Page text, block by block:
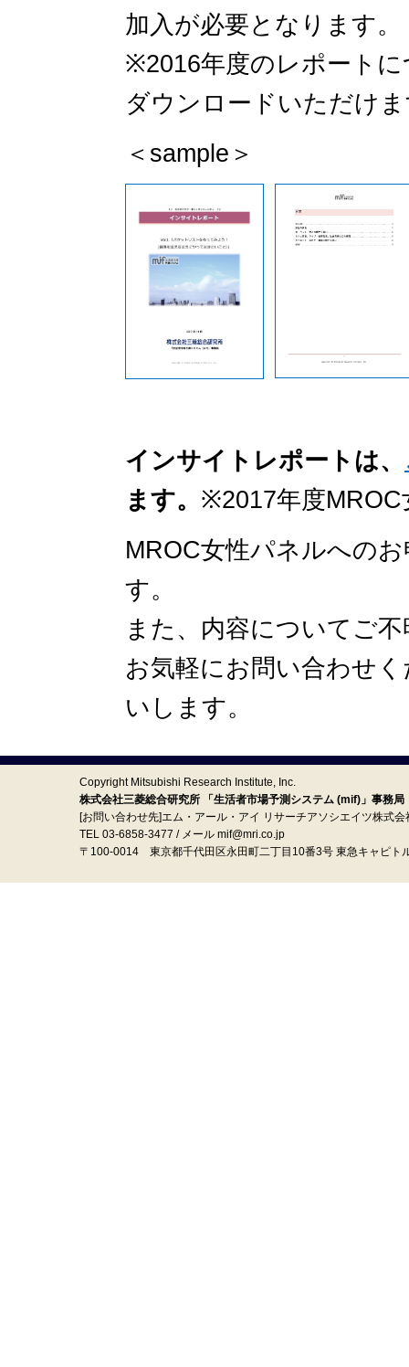
加入が必要となります。
※2016年度のレポート
ダウンロードいただけ
＜sample＞
インサイトレポートは、
ます。 ※2017年度
MROC女性パネルへの
す。
また、内容についてご
お気軽にお問い合わせ
いします。
Copyright Mitsubishi Research Institute, Inc.
株式会社三菱総合研究所 「生活者市場予測システム (mif)」事務局
[お問い合わせ先]エム・アール・アイ リサーチアソシエイツ株式会
TEL 03-6858-3477 / メール mif@mri.co.jp
〒100‐0014 東京都千代田区永田町二丁目10番3号 東急キャピト